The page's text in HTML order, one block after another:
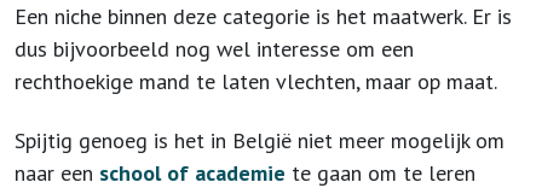
Een niche binnen deze categorie is het maatwerk. Er is
dus bijvoorbeeld nog wel interesse om een
rechthoekige mand te laten vlechten, maar op maat.
Spijtig genoeg is het in België niet meer mogelijk om
naar een school of academie te gaan om te leren